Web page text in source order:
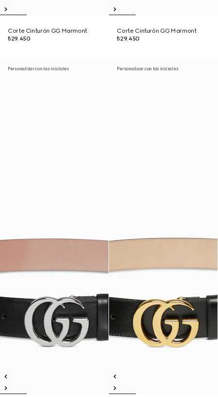
Corte Cinturón GG Marmont
₺29.450
Corte Cinturón GG Marmont
₺29.450
Personalizar con las iniciales Personalizar con las iniciales